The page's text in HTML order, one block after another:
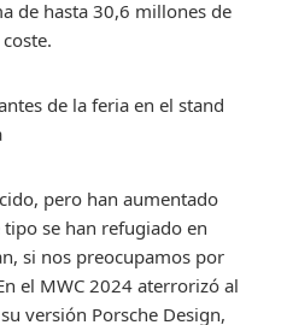
de hasta 30,6 millones de
de la feria en el stand
pero han aumentado
se han refugiado en
si nos preocupamos por
el MWC 2024 aterrorizó al
versión Porsche Design,